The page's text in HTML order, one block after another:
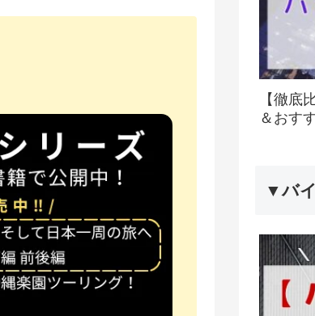
【徹底
＆おす
▼バ